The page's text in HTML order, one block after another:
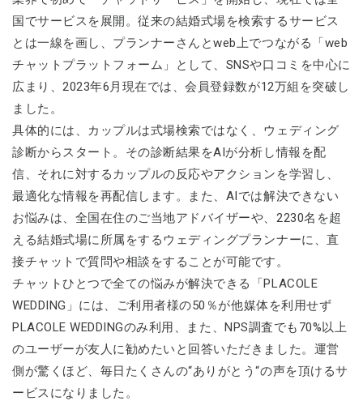
国でサービスを展開。従来の結婚式場を検索するサービス
とは一線を画し、プランナーさんとweb上でつながる「web
チャットプラットフォーム」として、SNSや口コミを中心に
広まり、2023年6月現在では、会員登録数が12万組を突破し
ました。
具体的には、カップルは式場検索ではなく、ウェディング
診断からスタート。その診断結果をAIが分析し情報を配
信、それに対するカップルの反応やアクションを学習し、
最適化な情報を再配信します。また、AIでは解決できない
お悩みは、全国在住のご当地アドバイザーや、2230名を超
える結婚式場に所属をするウェディングプランナーに、直
接チャットで質問や相談をすることが可能です。
チャットひとつで全ての悩みが解決できる「PLACOLE
WEDDING」には、ご利用者様の50％が他媒体を利用せず
PLACOLE WEDDINGのみ利用、また、NPS調査でも70%以上
のユーザーが友人に勧めたいと回答いただきました。運営
側が驚くほど、毎日たくさんの“ありがとう“の声を頂けるサ
ービスになりました。